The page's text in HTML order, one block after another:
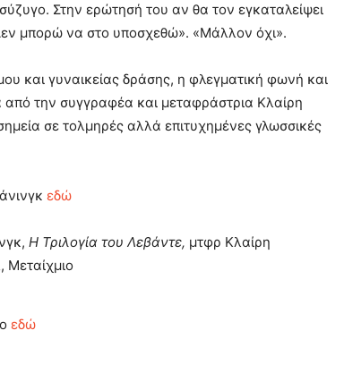
Στην ερώτησή του αν θα τον εγκαταλείψει
μπορώ να στο υποσχεθώ». «Μάλλον όχι».
και γυναικείας δράσης, η φλεγματική φωνή και
την συγγραφέα και μεταφράστρια Κλαίρη
σε τολμηρές αλλά επιτυχημένες γλωσσικές
εδώ
Η Τριλογία του Λεβάντε, μτφρ Κλαίρη
Μεταίχμιο
εδώ